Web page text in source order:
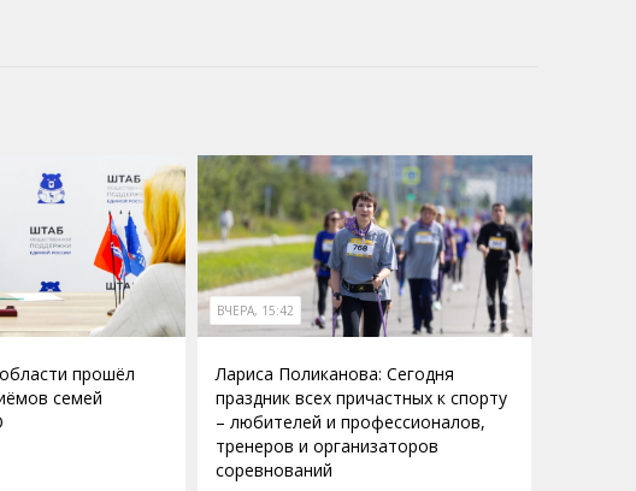
прошёл
семей
ВЧЕРА, 15:42
Лариса Поликанова: Сегодня
праздник всех причастных к спорту
– любителей и профессионалов,
тренеров и организаторов
соревнований